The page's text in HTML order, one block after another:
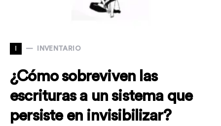
I INVENTARIO
¿Cómo sobreviven las
escrituras a un sistema que
persiste en invisibilizar?